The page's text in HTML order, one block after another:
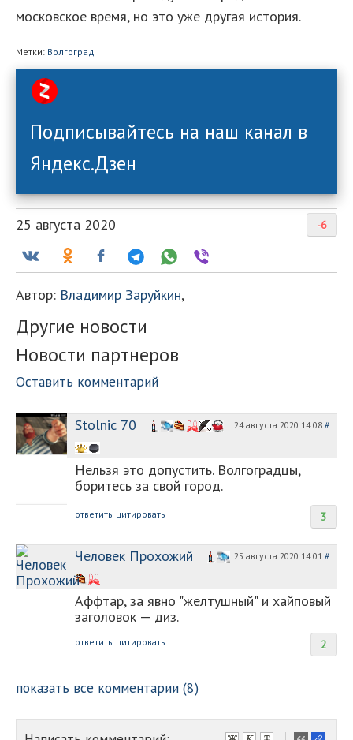
московское время, но это уже другая история.
Метки: Волгоград
Подписывайтесь на наш канал в
Яндекс.Дзен
-6
25 августа 2020
Автор: Владимир Заруйкин,
Другие новости
Новости партнеров
Оставить комментарий
Stolnic 70 24 августа 2020 14:08 #
Нельзя это допустить. Волгоградцы,
боритесь за свой город.
3
ответить цитировать
Человек Прохожий 25 августа 2020 14:01 #
Аффтар, за явно "желтушный" и хайповый
заголовок — диз.
2
ответить цитировать
показать все комментарии (8)